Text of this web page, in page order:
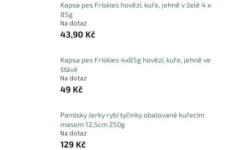
Kapsa pes Friskies hovězí, kuře, jehně v želé 4 x
85g
Na dotaz
43,90 Kč
Kapsa pes Friskies 4x85g hovězí, kuře, jehně ve
šťávě
Na dotaz
49 Kč
Pamlsky Jerky rybí tyčinky obalované kuřecím
masem 12,5cm 250g
Na dotaz
129 Kč